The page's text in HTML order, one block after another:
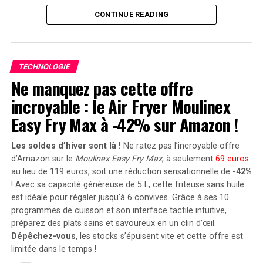
trouver et peuvent se vendre entre 300 et 3 000 dollars
‍sur des ⁤sites comme eBay ou JustPressPlay.
VIRTUAL BOY
VISION PRO
UP NEXT
Les humains manipulent les IA grâce à la théorie des
jeux !
DON'T MISS
Des scientifiques d’Oxford dévoilent un matériau
révolutionnaire qui transforme les objets du quotidien
en panneaux solaires !
Capacité et flexibilité Énergétique
Avec une capacité maximale d’injection dans le réseau
domestique atteignant 1200 watts,le Solarbank 2 AC
peut être associé à deux régulateurs solaires MPPT. Cela
ouvre la possibilité d’ajouter jusqu’à 1200 watts
supplémentaires via des panneaux solaires additionnels,
portant ainsi la puissance totale à un impressionnant
2400 watts . Pour les utilisateurs nécessitant davantage
de stockage énergétique, il est possible d’intégrer
jusqu’à cinq batteries supplémentaires de 1,6
kilowattheure chacune, augmentant la capacité totale à
9,6 kilowattheures.
Intégration dans un Écosystème
Intelligent
CONTINUE READING
TECHNOLOGIE
Ne manquez pas cette offre
incroyable : le Air Fryer Moulinex
Easy Fry Max à -42% sur Amazon !
Les soldes d’hiver sont là ! Ne ratez pas l’incroyable offre
d’Amazon sur le Moulinex Easy Fry Max, à seulement 69 euros
au lieu de 119 euros, soit une réduction sensationnelle de -42%
! Avec sa capacité généreuse de 5 L, cette friteuse sans huile
est idéale pour régaler jusqu’à 6 convives. Grâce à ses 10
programmes de cuisson et son interface tactile intuitive,
préparez des plats sains et savoureux en un clin d’œil.
Dépêchez-vous, les stocks s’épuisent vite et cette offre est
limitée dans le temps !